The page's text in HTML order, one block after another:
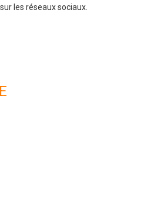
les réseaux sociaux.